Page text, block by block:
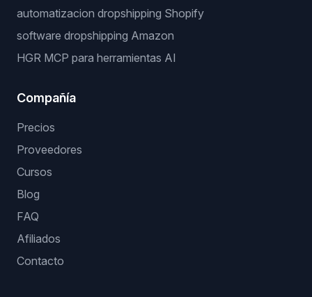
automatizacion dropshipping Shopify
software dropshipping Amazon
HGR MCP para herramientas AI
Compañía
Precios
Proveedores
Cursos
Blog
FAQ
Afiliados
Contacto